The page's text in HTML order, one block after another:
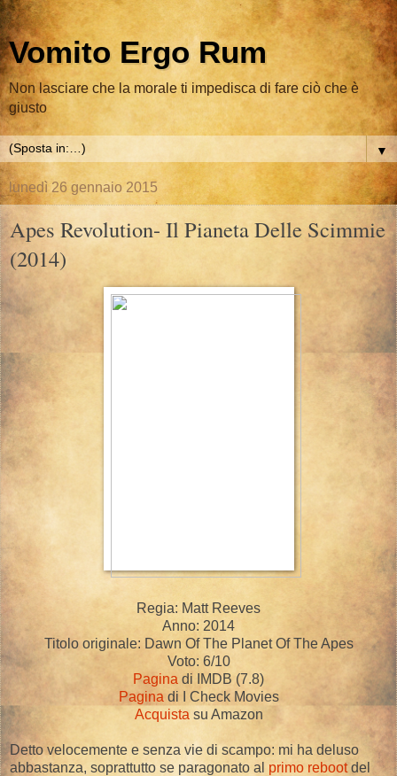
Vomito Ergo Rum
Non lasciare che la morale ti impedisca di fare ciò che è
giusto
▼
lunedì 26 gennaio 2015
Apes Revolution- Il Pianeta Delle Scimmie
(2014)
Regia: Matt Reeves
Anno: 2014
Titolo originale: Dawn Of The Planet Of The Apes
Voto: 6/10
Pagina di IMDB (7.8)
Pagina di I Check Movies
Acquista su Amazon
Detto velocemente e senza vie di scampo: mi ha deluso
abbastanza, soprattutto se paragonato al primo rebootdel